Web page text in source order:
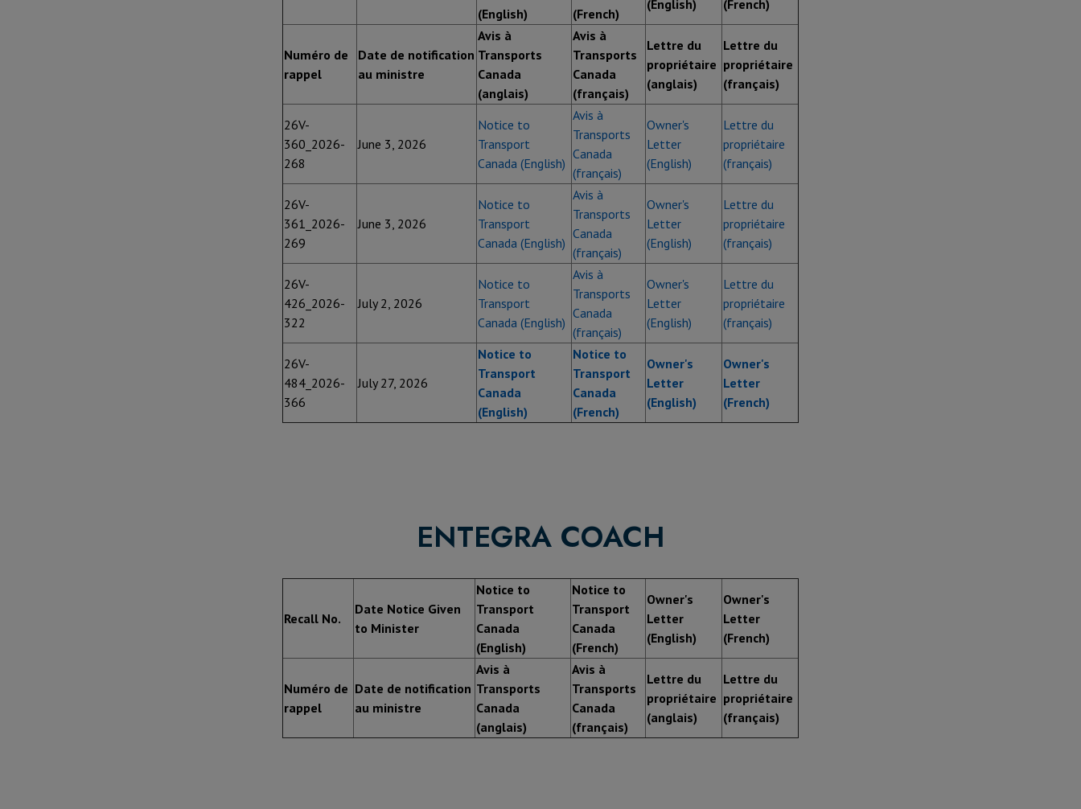
(English)
(French)
(English)
(French)
Numéro de
rappel
Date de notification
au ministre
Avis à
Transports
Canada
(anglais)
Avis à
Transports
Canada
(français)
Lettre du
propriétaire
(anglais)
Lettre du
propriétaire
(français)
26V-
360_2026-
268
June 3, 2026
Notice to
Transport
Canada (English)
Avis à
Transports
Canada
(français)
Owner's
Letter
(English)
Lettre du
propriétaire
(français)
26V-
361_2026-
269
June 3, 2026
Notice to
Transport
Canada (English)
Avis à
Transports
Canada
(français)
Owner's
Letter
(English)
Lettre du
propriétaire
(français)
26V-
426_2026-
322
July 2, 2026
Notice to
Transport
Canada (English)
Avis à
Transports
Canada
(français)
Owner's
Letter
(English)
Lettre du
propriétaire
(français)
26V-
484_2026-
366
July 27, 2026
Notice to
Transport
Canada
(English)
Notice to
Transport
Canada
(French)
Owner's
Letter
(English)
Owner's
Letter
(French)
ENTEGRA COACH
Recall No.
Date Notice Given
to Minister
Notice to
Transport
Canada
(English)
Notice to
Transport
Canada
(French)
Owner's
Letter
(English)
Owner's
Letter
(French)
Numéro de
rappel
Date de notification
au ministre
Avis à
Transports
Canada
(anglais)
Avis à
Transports
Canada
(français)
Lettre du
propriétaire
(anglais)
Lettre du
propriétaire
(français)